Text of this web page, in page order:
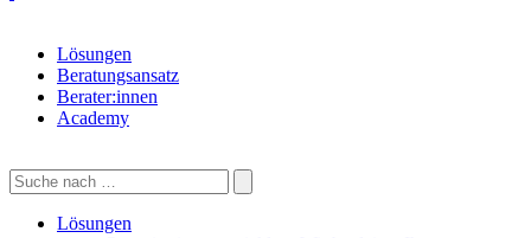
Lösungen
Beratungsansatz
Berater:innen
Academy
Lösungen